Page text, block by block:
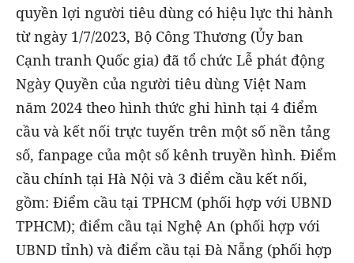
quyền lợi người tiêu dùng có hiệu lực thi hành
từ ngày 1/7/2023, Bộ Công Thương (Ủy ban
Cạnh tranh Quốc gia) đã tổ chức Lễ phát động
Ngày Quyền của người tiêu dùng Việt Nam
năm 2024 theo hình thức ghi hình tại 4 điểm
cầu và kết nối trực tuyến trên một số nền tảng
số, fanpage của một số kênh truyền hình. Điểm
cầu chính tại Hà Nội và 3 điểm cầu kết nối,
gồm: Điểm cầu tại TPHCM (phối hợp với UBND
TPHCM); điểm cầu tại Nghệ An (phối hợp với
UBND tỉnh) và điểm cầu tại Đà Nẵng (phối hợp